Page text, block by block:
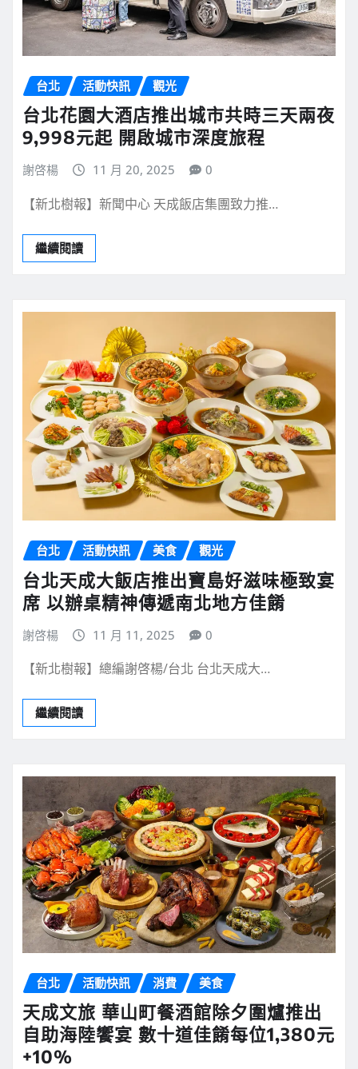
台北 活動快訊 觀光
台北花園大酒店推出城市共時三天兩夜
9,998元起 開啟城市深度旅程
謝啓楊 11 月 20, 2025 0
【新北樹報】新聞中心 天成飯店集團致力推…
繼續閱讀
台北 活動快訊 美食 觀光
台北天成大飯店推出寶島好滋味極致宴
席 以辦桌精神傳遞南北地方佳餚
謝啓楊 11 月 11, 2025 0
【新北樹報】總編謝啓楊/台北 台北天成大…
繼續閱讀
台北 活動快訊 消費 美食
天成文旅 華山町餐酒館除夕圍爐推出
自助海陸饗宴 數十道佳餚每位1,380元
+10%